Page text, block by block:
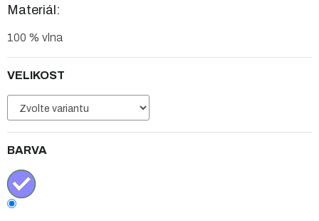
VELIKOST
BARVA
Materiál:
100 % vlna